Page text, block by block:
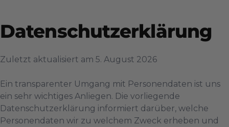
Datenschutzerklärung
Zuletzt aktualisiert am 5. August 2026
Ein transparenter Umgang mit Personendaten ist uns
ein sehr wichtiges Anliegen. Die vorliegende
Datenschutzerklärung informiert darüber, welche
Personendaten wir zu welchem Zweck erheben und